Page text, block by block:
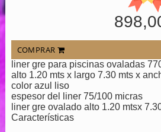
COMPRAR
liner gre para piscinas ovaladas
alto 1.20 mts x largo 7.30 mts x
color azul liso
espesor del liner 75/100 micras
liner gre ovalado alto 1.20 mtsx
Características